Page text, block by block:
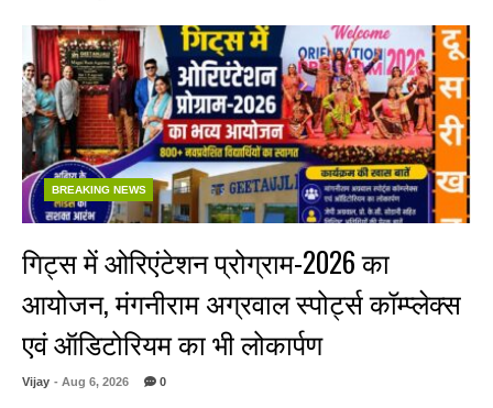
BREAKING NEWS
गिट्स में ओरिएंटेशन प्रोग्राम-2026 का
आयोजन, मंगनीराम अग्रवाल स्पोर्ट्स कॉम्प्लेक्स
एवं ऑडिटोरियम का भी लोकार्पण
Vijay - Aug 6, 2026 0